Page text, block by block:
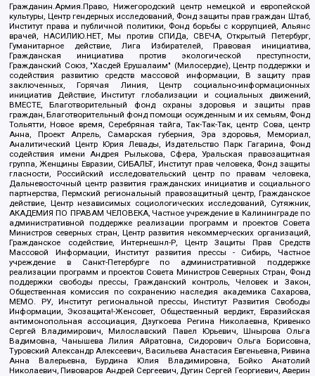
Гражданин.Армия.Право, Нижегородский центр немецкой и европейской
культуры, Центр гендерных исследований, Фонд защиты прав граждан Штаб,
Институт права и публичной политики, Фонд борьбы с коррупцией, Альянс
врачей, НАСИЛИЮ.НЕТ, Мы против СПИДа, СВЕЧА, Открытый Петербург,
Гуманитарное действие, Лига Избирателей, Правовая инициатива,
Гражданская инициатива против экологической преступности,
Гражданский Союз, "Хасдей Ерушалаим" (Милосердие), Центр поддержки и
содействия развитию средств массовой информации, В защиту прав
заключенных, Горячая Линия, Центр социально-информационных
инициатив Действие, Институт глобализации и социальных движений,
ВМЕСТЕ, Благотворительный фонд охраны здоровья и защиты прав
граждан, Благотворительный фонд помощи осужденным и их семьям, Фонд
Тольятти, Новое время, Серебряная тайга, Так-Так-Так, центр Сова, центр
Анна, Проект Апрель, Самарская губерния, Эра здоровья, Мемориал,
Аналитический Центр Юрия Левады, Издательство Парк Гагарина, Фонд
содействия имени Андрея Рылькова, Сфера, Уральская правозащитная
группа, Женщины Евразии, СИБАЛЬТ, Институт прав человека, Фонд защиты
гласности, Российский исследовательский центр по правам человека,
Дальневосточный центр развития гражданских инициатив и социального
партнерства, Пермский региональный правозащитный центр, Гражданское
действие, Центр независимых социологических исследований, Сутяжник,
АКАДЕМИЯ ПО ПРАВАМ ЧЕЛОВЕКА, Частное учреждение в Калининграде по
административной поддержке реализации программ и проектов Совета
Министров северных стран, Центр развития некоммерческих организаций,
Гражданское содействие, Интернешнл-Р, Центр Защиты Прав Средств
Массовой Информации, Институт развития прессы - Сибирь, Частное
учреждение в Санкт-Петербурге по административной поддержке
реализации программ и проектов Совета Министров Северных Стран, Фонд
поддержки свободы прессы, Гражданский контроль, Человек и Закон,
Общественная комиссия по сохранению наследия академика Сахарова,
МЕМО. РУ, Институт региональной прессы, Институт Развития Свободы
Информации, Экозащита!-Женсовет, Общественный вердикт, Евразийская
антимонопольная ассоциация, Дзугкоева Регина Николаевна, Кривенко
Сергей Владимирович, Милославский Павел Юрьевич, Шнырова Ольга
Вадимовна, Чанышева Лилия Айратовна, Сидорович Ольга Борисовна,
Туровский Александр Алексеевич, Васильева Анастасия Евгеньевна, Ривина
Анна Валерьевна, Бурдина Юлия Владимировна, Бойко Анатолий
Николаевич, Пивоваров Андрей Сергеевич, Дугин Сергей Георгиевич, Аверин